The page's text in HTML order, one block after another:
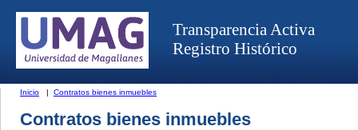
Transparencia Activa
Registro Histórico
Inicio | Contratos bienes inmuebles
Contratos bienes inmuebles